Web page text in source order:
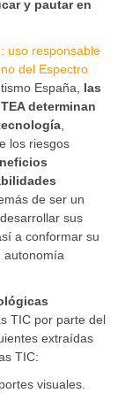
y pautar en
uso responsable
del Espectro
España, las
determinan
los riesgos
de ser un
sus
a conformar su
autonomía
TIC por parte del
extraídas
TIC:
visuales.